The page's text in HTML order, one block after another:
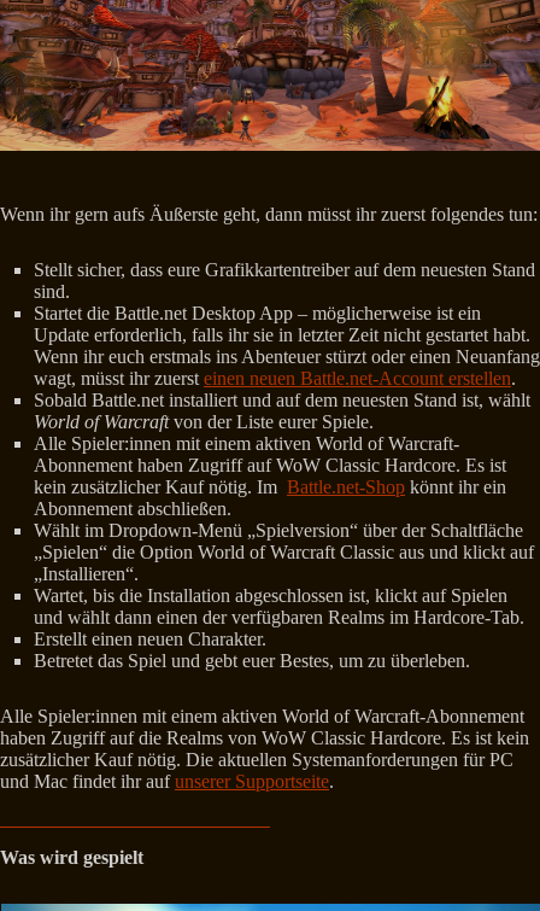
Wenn ihr gern aufs Äußerste geht, dann müsst ihr zuerst folgendes tun:
Stellt sicher, dass eure Grafikkartentreiber auf dem neuesten Stand
sind.
Startet die Battle.net Desktop App – möglicherweise ist ein
Update erforderlich, falls ihr sie in letzter Zeit nicht gestartet habt.
Wenn ihr euch erstmals ins Abenteuer stürzt oder einen Neuanfang
wagt, müsst ihr zuerst einen neuen Battle.net-Account erstellen.
Sobald Battle.net installiert und auf dem neuesten Stand ist, wählt
World of Warcraftvon der Liste eurer Spiele.
Alle Spieler:innen mit einem aktiven World of Warcraft-
Abonnement haben Zugriff auf WoW Classic Hardcore. Es ist
kein zusätzlicher Kauf nötig. Im Battle.net-Shop könnt ihr ein
Abonnement abschließen.
Wählt im Dropdown-Menü „Spielversion“ über der Schaltfläche
„Spielen“ die Option World of Warcraft Classic aus und klickt auf
„Installieren“.
Wartet, bis die Installation abgeschlossen ist, klickt auf Spielen
und wählt dann einen der verfügbaren Realms im Hardcore-Tab.
Erstellt einen neuen Charakter.
Betretet das Spiel und gebt euer Bestes, um zu überleben.
Alle Spieler:innen mit einem aktiven World of Warcraft-Abonnement
haben Zugriff auf die Realms von WoW Classic Hardcore. Es ist kein
zusätzlicher Kauf nötig. Die aktuellen Systemanforderungen für PC
und Mac findet ihr aufunserer Supportseite.
Was wird gespielt